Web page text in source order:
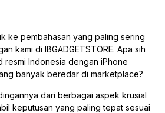
ke pembahasan yang paling sering
kami di IBGADGETSTORE. Apa sih
Indonesia dengan iPhone
banyak beredar di marketplace?
dari berbagai aspek krusial
keputusan yang paling tepat sesuai